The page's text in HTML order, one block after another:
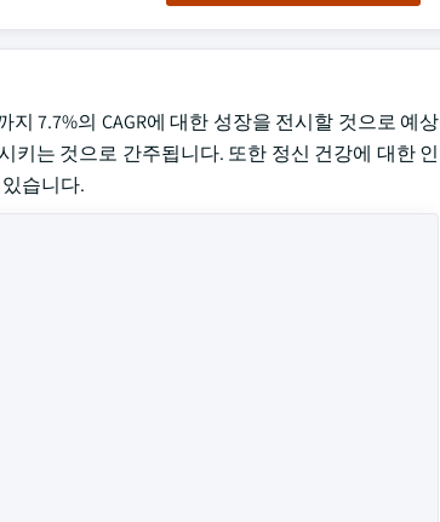
지 7.7%의 CAGR에 대한 성장을 전시할 것으로 예상
키는 것으로 간주됩니다. 또한 정신 건강에 대한 인
습니다.